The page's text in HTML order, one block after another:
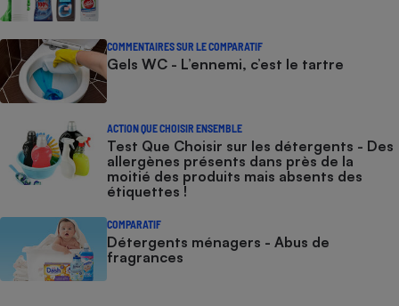
COMMENTAIRES SUR LE COMPARATIF
Gels WC - L’ennemi, c’est le tartre
ACTION QUE CHOISIR ENSEMBLE
Test Que Choisir sur les détergents - Des
allergènes présents dans près de la
moitié des produits mais absents des
étiquettes !
COMPARATIF
Détergents ménagers - Abus de
fragrances